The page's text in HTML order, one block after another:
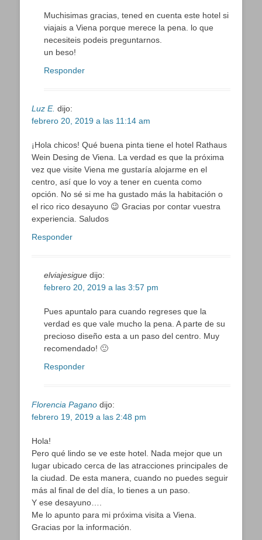
Muchisimas gracias, tened en cuenta este hotel si
viajais a Viena porque merece la pena. lo que
necesiteis podeis preguntarnos.
un beso!
Responder
Luz E. dijo:
febrero 20, 2019 a las 11:14 am
¡Hola chicos! Qué buena pinta tiene el hotel Rathaus
Wein Desing de Viena. La verdad es que la próxima
vez que visite Viena me gustaría alojarme en el
centro, así que lo voy a tener en cuenta como
opción. No sé si me ha gustado más la habitación o
el rico rico desayuno 😉 Gracias por contar vuestra
experiencia. Saludos
Responder
elviajesigue dijo:
febrero 20, 2019 a las 3:57 pm
Pues apuntalo para cuando regreses que la
verdad es que vale mucho la pena. A parte de su
precioso diseño esta a un paso del centro. Muy
recomendado! 🙂
Responder
Florencia Pagano dijo:
febrero 19, 2019 a las 2:48 pm
Hola!
Pero qué lindo se ve este hotel. Nada mejor que un
lugar ubicado cerca de las atracciones principales de
la ciudad. De esta manera, cuando no puedes seguir
más al final de del día, lo tienes a un paso.
Y ese desayuno….
Me lo apunto para mi próxima visita a Viena.
Gracias por la información.